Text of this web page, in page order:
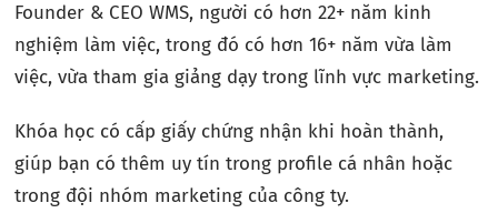
Founder & CEO WMS, người có hơn 22+ năm kinh
nghiệm làm việc, trong đó có hơn 16+ năm vừa làm
việc, vừa tham gia giảng dạy trong lĩnh vực marketing.
Khóa học có cấp giấy chứng nhận khi hoàn thành,
giúp bạn có thêm uy tín trong profile cá nhân hoặc
trong đội nhóm marketing của công ty.